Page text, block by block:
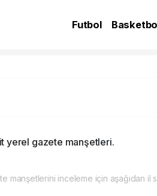
Futbol
yerel gazete manşetleri.
manşetlerini inceleme için aşağıdan il